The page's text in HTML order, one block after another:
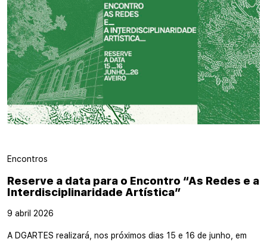
Encontros
Reserve a data para o Encontro “As Redes e a
Interdisciplinaridade Artística”
9 abril 2026
A DGARTES realizará, nos próximos dias 15 e 16 de junho, em